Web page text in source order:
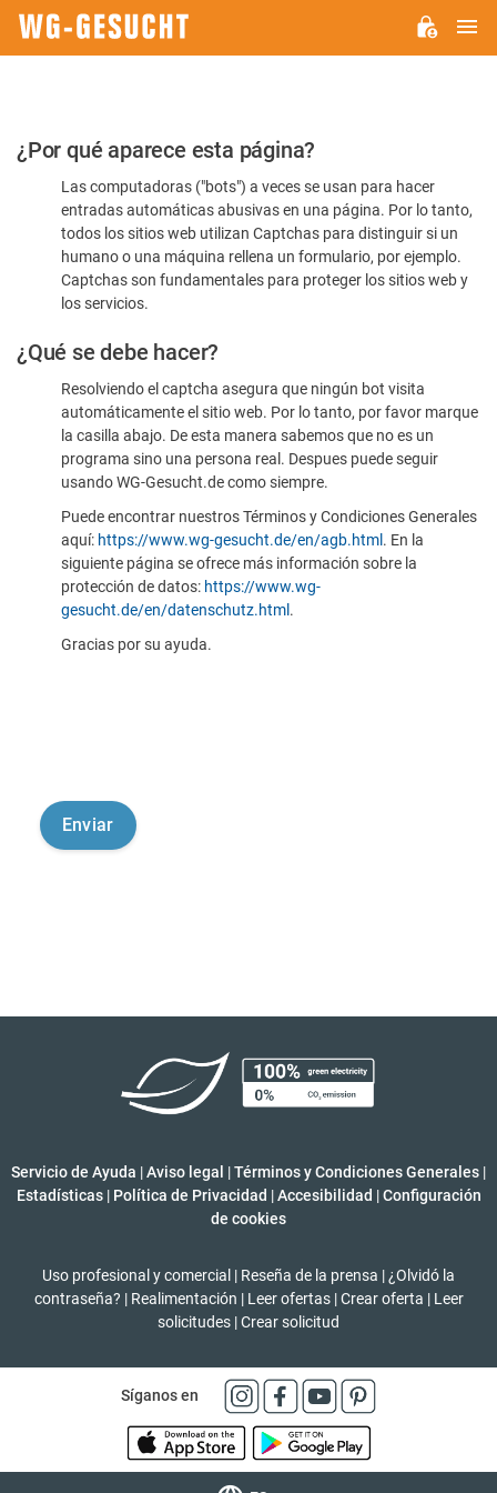
Por
favor,
confirme
humano
¿Por qué aparece esta página?
Las computadoras ("bots") a veces se usan para hacer
entradas automáticas abusivas en una página. Por lo tanto,
todos los sitios web utilizan Captchas para distinguir si un
humano o una máquina rellena un formulario, por ejemplo.
Captchas son fundamentales para proteger los sitios web y
los servicios.
¿Qué se debe hacer?
Resolviendo el captcha asegura que ningún bot visita
automáticamente el sitio web. Por lo tanto, por favor marque
la casilla abajo. De esta manera sabemos que no es un
programa sino una persona real. Despues puede seguir
usando WG-Gesucht.de como siempre.
Puede encontrar nuestros Términos y Condiciones Generales
aquí: https://www.wg-gesucht.de/en/agb.html . En la
siguiente página se ofrece más información sobre la
protección de datos: https://www.wg-
gesucht.de/en/datenschutz.html .
Gracias por su ayuda.
Servicio de Ayuda |Aviso legal |Términos y Condiciones Generales |
Estadísticas | Política de Privacidad | Accesibilidad | Configuración
de cookies
Uso profesional y comercial | Reseña de la prensa | ¿Olvidó la
contraseña? | Realimentación | Leer ofertas | Crear oferta | Leer
solicitudes |Crear solicitud
Síganos en